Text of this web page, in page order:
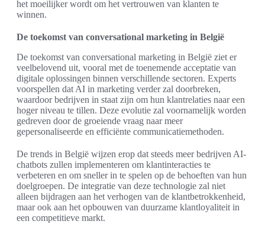
het moeilijker wordt om het vertrouwen van klanten te
winnen.
De toekomst van conversational marketing in België
De toekomst van conversational marketing in België ziet er
veelbelovend uit, vooral met de toenemende acceptatie van
digitale oplossingen binnen verschillende sectoren. Experts
voorspellen dat AI in marketing verder zal doorbreken,
waardoor bedrijven in staat zijn om hun klantrelaties naar een
hoger niveau te tillen. Deze evolutie zal voornamelijk worden
gedreven door de groeiende vraag naar meer
gepersonaliseerde en efficiënte communicatiemethoden.
De trends in België wijzen erop dat steeds meer bedrijven AI-
chatbots zullen implementeren om klantinteracties te
verbeteren en om sneller in te spelen op de behoeften van hun
doelgroepen. De integratie van deze technologie zal niet
alleen bijdragen aan het verhogen van de klantbetrokkenheid,
maar ook aan het opbouwen van duurzame klantloyaliteit in
een competitieve markt.